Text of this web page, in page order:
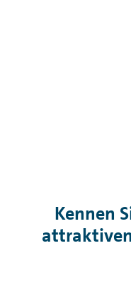
Kennen